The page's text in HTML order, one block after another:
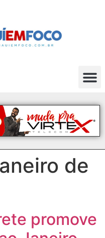
de
promove